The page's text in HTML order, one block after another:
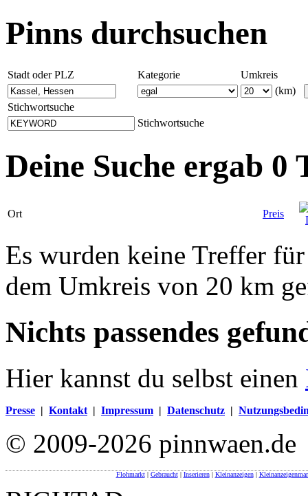
Pinns durchsuchen
Stadt oder PLZ Kategorie
Umkreis
(km)
Stichwortsuche
Stichwortsuche
Deine Suche ergab 0
Ort Preis
Es wurden keine Treffer
dem Umkreis von 20 km
Nichts passendes
Hier kannst du selbst einen
Presse | Kontakt | Impressum | Datenschutz |
© 2009-2026 pinnwaen.de
Flohmarkt| Gebraucht| Inserieren| Kleinanzeigen|